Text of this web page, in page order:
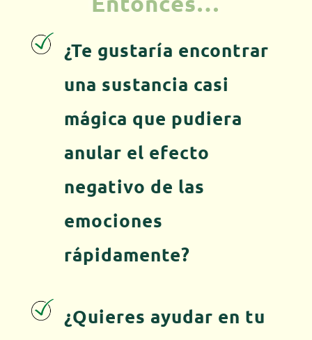
¿Te gustaría encontrar
una sustancia casi
mágica que pudiera
anular el efecto
negativo de las
emociones
rápidamente?
¿Quieres ayudar en tu